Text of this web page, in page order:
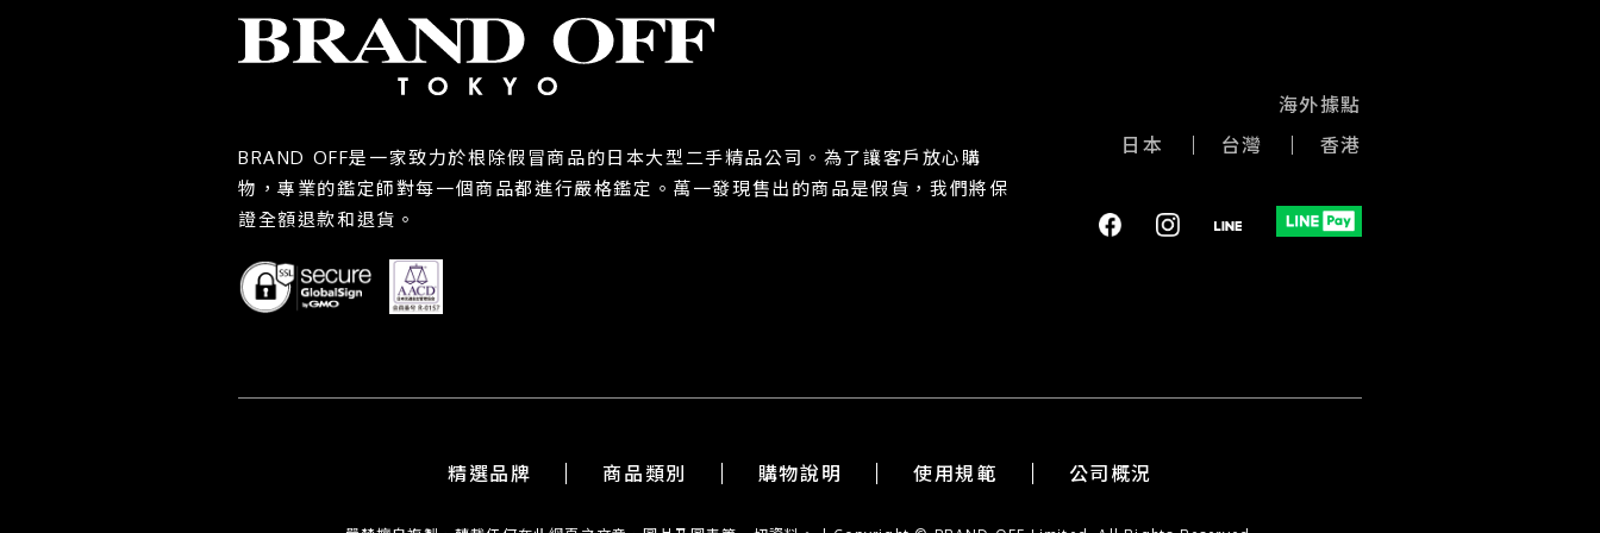
BRAND OFF是一家致力於根除假冒商品的日本大型二手精品公司。為了讓客戶放心購
物，專業的鑑定師對每一個商品都進行嚴格鑑定。萬一發現售出的商品是假貨，我們將保
證全額退款和退貨。
海外據點
日本
台灣 香港
精選品牌 商品類別 購物說明 使用規範 公司概況